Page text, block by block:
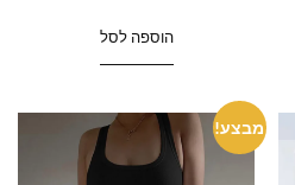
הוספה לסל
מבצע!